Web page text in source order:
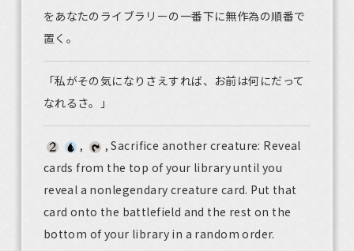
をあなたのライブラリーの一番下に無作為の順番で
置く。
「私がその気になりさえすれば、お前は何にだって
なれるさ。」
,
, Sacrifice another creature: Reveal
cards from the top of your library until you
reveal a nonlegendary creature card. Put that
card onto the battlefield and the rest on the
bottom of your library in a random order.